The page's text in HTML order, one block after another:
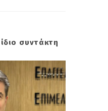
συντάκτη